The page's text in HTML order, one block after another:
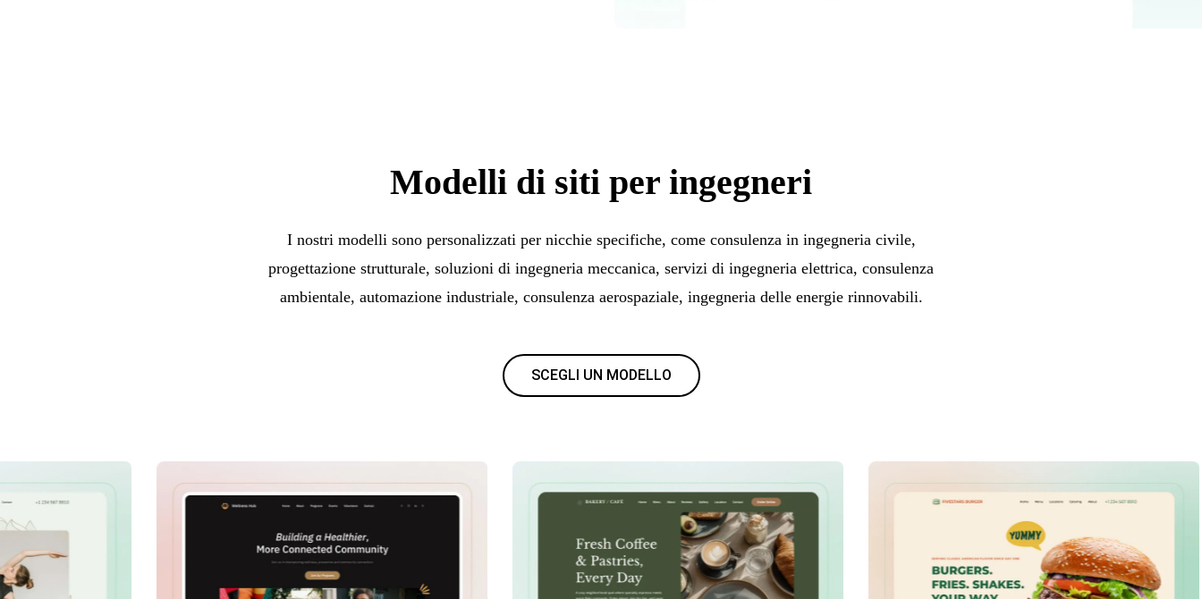
Modelli di siti per ingegneri
I nostri modelli sono personalizzati per nicchie specifiche, come consulenza in ingegneria civile,
progettazione strutturale, soluzioni di ingegneria meccanica, servizi di ingegneria elettrica, consulenza
ambientale, automazione industriale, consulenza aerospaziale, ingegneria delle energie rinnovabili.
SCEGLI UN MODELLO